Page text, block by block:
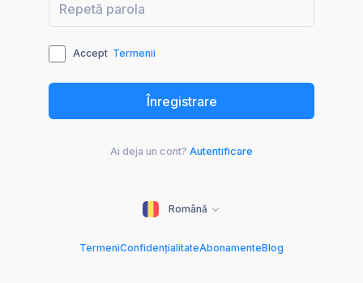
Accept Termenii
Ai deja un cont? Autentificare
Română
TermeniConfidențialitateAbonamenteBlog